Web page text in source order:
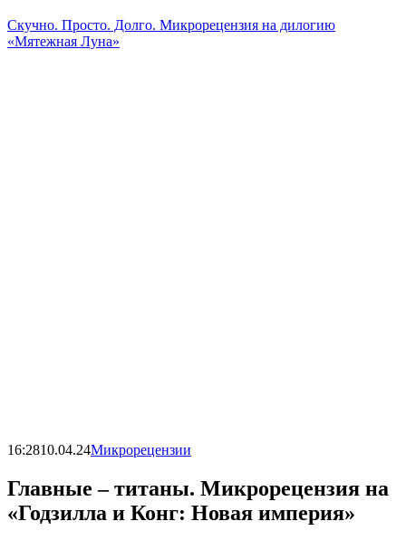
Скучно. Просто. Долго. Микрорецензия на дилогию
«Мятежная Луна»
16:2810.04.24Микрорецензии
Главные – титаны. Микрорецензия на
«Годзилла и Конг: Новая империя»